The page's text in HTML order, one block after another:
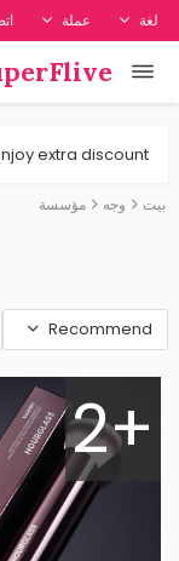
لغة عملة
extra discount
بيت وجه مؤسسة
Recommend
2+